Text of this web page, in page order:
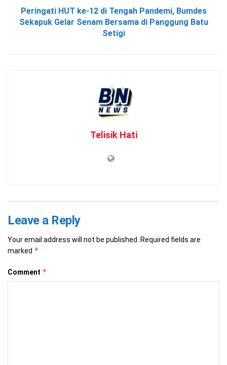
Peringati HUT ke-12 di Tengah Pandemi, Bumdes
Sekapuk Gelar Senam Bersama di Panggung Batu
Setigi
Telisik Hati
Leave a Reply
Your email address will not be published.
Required fields are
marked *
Comment *